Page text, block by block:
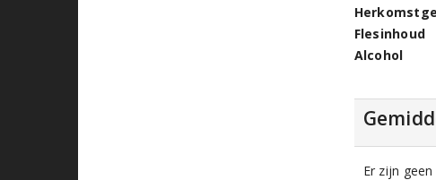
Flesinhoud
Alcohol
Er zijn